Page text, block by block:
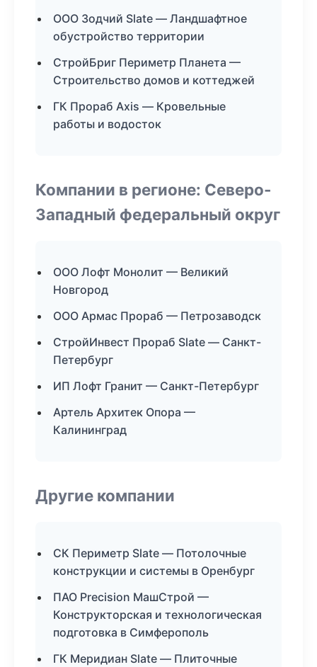
ООО Зодчий Slate — Ландшафтное
обустройство территории
СтройБриг Периметр Планета —
Строительство домов и коттеджей
ГК Прораб Axis — Кровельные
работы и водосток
Компании в регионе: Северо-
Западный федеральный округ
ООО Лофт Монолит — Великий
Новгород
ООО Армас Прораб — Петрозаводск
СтройИнвест Прораб Slate — Санкт-
Петербург
ИП Лофт Гранит — Санкт-Петербург
Артель Архитек Опора —
Калининград
Другие компании
СК Периметр Slate — Потолочные
конструкции и системы в Оренбург
ПАО Precision МашСтрой —
Конструкторская и технологическая
подготовка в Симферополь
ГК Меридиан Slate — Плиточные